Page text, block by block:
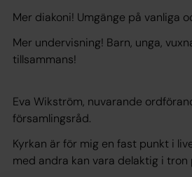
Mer diakoni! Umgänge på vanliga
Mer undervisning! Barn, unga,
tillsammans!
Eva Wikström, nuvarande
församlingsråd.
Kyrkan är för mig en fast punkt i
med andra kan vara delaktig i tron